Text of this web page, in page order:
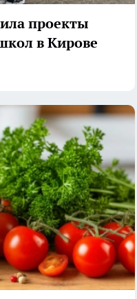
проекты
в Кирове